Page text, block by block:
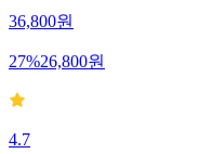
36,800원
27%26,800원
4.7